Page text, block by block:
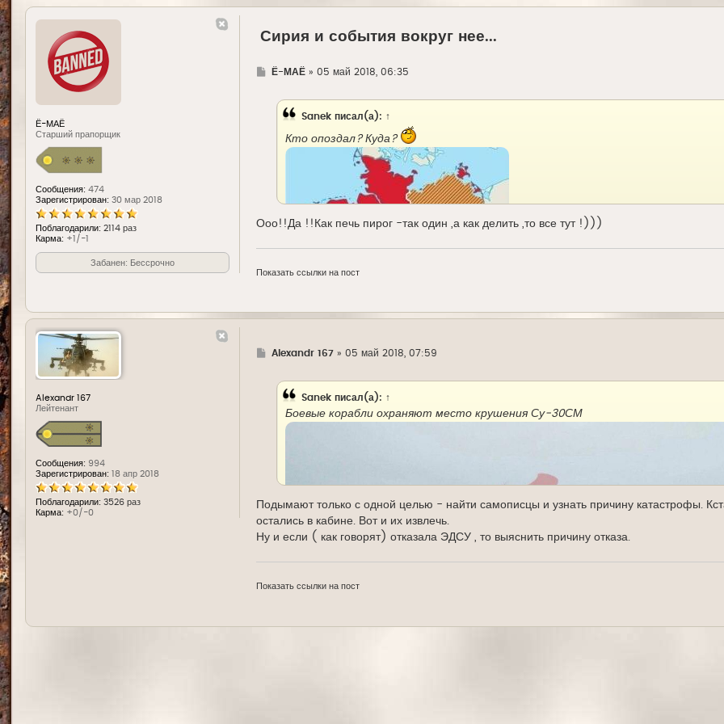
Ё-МАЁ
Старший прапорщик
Сообщения: 474
Зарегистрирован: 30 мар 2018
Поблагодарили: 2114 раз
Карма: +1/-1
Забанен: Бессрочно
Сирия и события вокруг нее...
ГЁ-МАЁ» 05 май 2018, 06:35
Sanekписал(а): ↑
Кто опоздал? Куда?
Ооо!!Да !!Как печь пирог -так один ,а как делить ,то все тут !)))
Показать ссылки на пост
Alexandr 167
Лейтенант
Сообщения: 994
Зарегистрирован: 18 апр 2018
Поблагодарили: 3526 раз
Карма: +0/-0
ГAlexandr 167» 05 май 2018, 07:59
Sanekписал(а): ↑
Боевые корабли охраняют место крушения Су-30СМ
Подымают только с одной целью - найти самописцы и узнать причину катастрофы.
остались в кабине. Вот и их извлечь.
Ну и если ( как говорят) отказала ЭДСУ , то выяснить причину отказа.
Показать ссылки на пост